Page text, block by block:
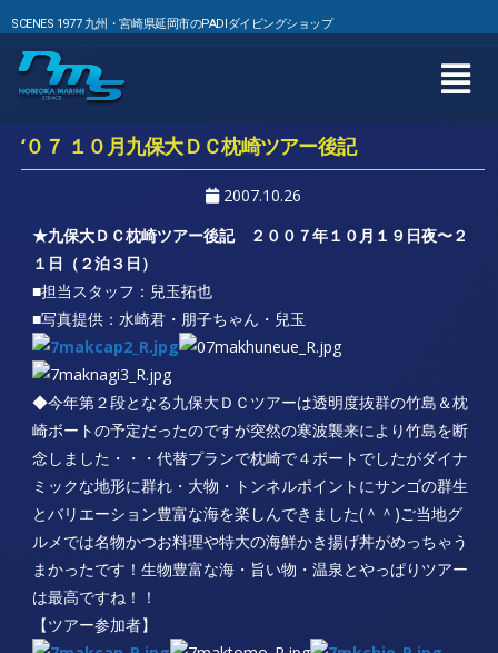
SCENES 1977 九州・宮崎県延岡市のPADIダイビングショップ
‘０７ １０月九保大ＤＣ枕崎ツアー後記
2007.10.26
★九保大ＤＣ枕崎ツアー後記 ２００７年１０月１９日夜〜２
１日（２泊３日）
■担当スタッフ：兒玉拓也
■写真提供：水崎君・朋子ちゃん・兒玉
◆今年第２段となる九保大ＤＣツアーは透明度抜群の竹島＆枕
崎ボートの予定だったのですが突然の寒波襲来により竹島を断
念しました・・・代替プランで枕崎で４ボートでしたがダイナ
ミックな地形に群れ・大物・トンネルポイントにサンゴの群生
とバリエーション豊富な海を楽しんできました(＾＾)ご当地グ
ルメでは名物かつお料理や特大の海鮮かき揚げ丼がめっちゃう
まかったです！生物豊富な海・旨い物・温泉とやっぱりツアー
は最高ですね！！
【ツアー参加者】